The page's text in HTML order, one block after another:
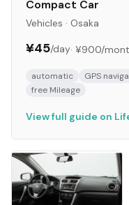
Compact Car
Vehicles · Osaka
¥45/day· ¥900/
automatic GPS
free Mileage
View full guide on